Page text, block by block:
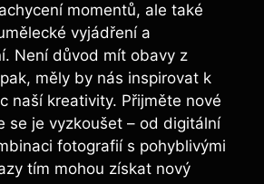
momentů, ale také
vyjádření a
Není důvod mít obavy z
měly by nás inspirovat k
naší kreativity. Přijměte nové
se je vyzkoušet – od digitální
fotografií s pohyblivými
tím mohou získat nový